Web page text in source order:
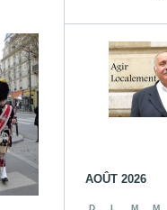
AOÛT 2026
D L M M